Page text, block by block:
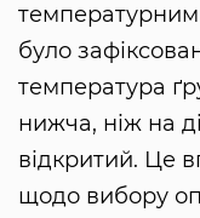
було
температура
нижча, ніж на
відкритий. Це
щодо вибору